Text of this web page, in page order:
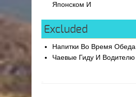
Японском И
Excluded
Напитки Во Время Обеда
Чаевые Гиду И Водителю